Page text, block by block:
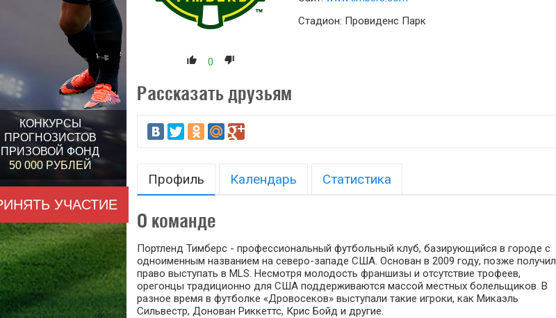
КОНКУРСЫ
ПРОГНОЗИСТОВ
ПРИЗОВОЙ ФОНД
50 000 РУБЛЕЙ
УЧАСТИЕ
0
Стадион: Провиденс Парк
Рассказать друзьям
Профиль Календарь Статистика
О команде
Портленд Тимберс - профессиональный футбольный клуб, базирующийся в городе с
одноименным названием на северо-западе США. Основан в 2009 году, позже получил
право выступать в MLS. Несмотря молодость франшизы и отсутствие трофеев,
орегонцы традиционно для США поддерживаются массой местных болельщиков. В
разное время в футболке «Дровосеков» выступали такие игроки, как Микаэль
Сильвестр, Донован Риккеттс, Крис Бойд и другие.